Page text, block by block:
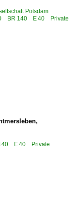
Potsdam
BR 140 E 40 Private
140 E 40 Private